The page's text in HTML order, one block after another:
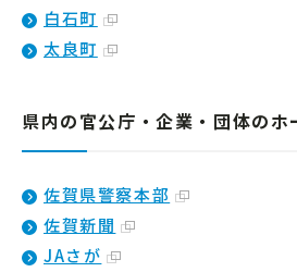
白石町
太良町
県内の官公庁・企業・団体のホ
佐賀県警察本部
佐賀新聞
JAさが